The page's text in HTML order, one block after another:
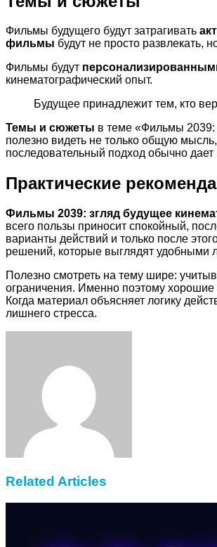
Фильмы будущего будут затрагивать
фильмы будут не просто развлекать,
Фильмы будут
кинематографический опыт.
Будущее принадлежит тем, кто
Темы и сюжеты в теме «Фильмы 2039:
полезно видеть не только общую
последовательный подход обычно дает
Практические
Фильмы 2039: згляд будущее
всего пользы приносит спокойный,
варианты действий и только после
решений, которые выглядят удобными
Полезно смотреть на тему шире:
ограничения. Именно поэтому хорошие
Когда материал объясняет логику
лишнего стресса.
Related Articles